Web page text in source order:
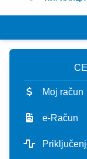
POČETNA
O NAMA
lična karta
KORISNICI
Moj račun
e-Račun